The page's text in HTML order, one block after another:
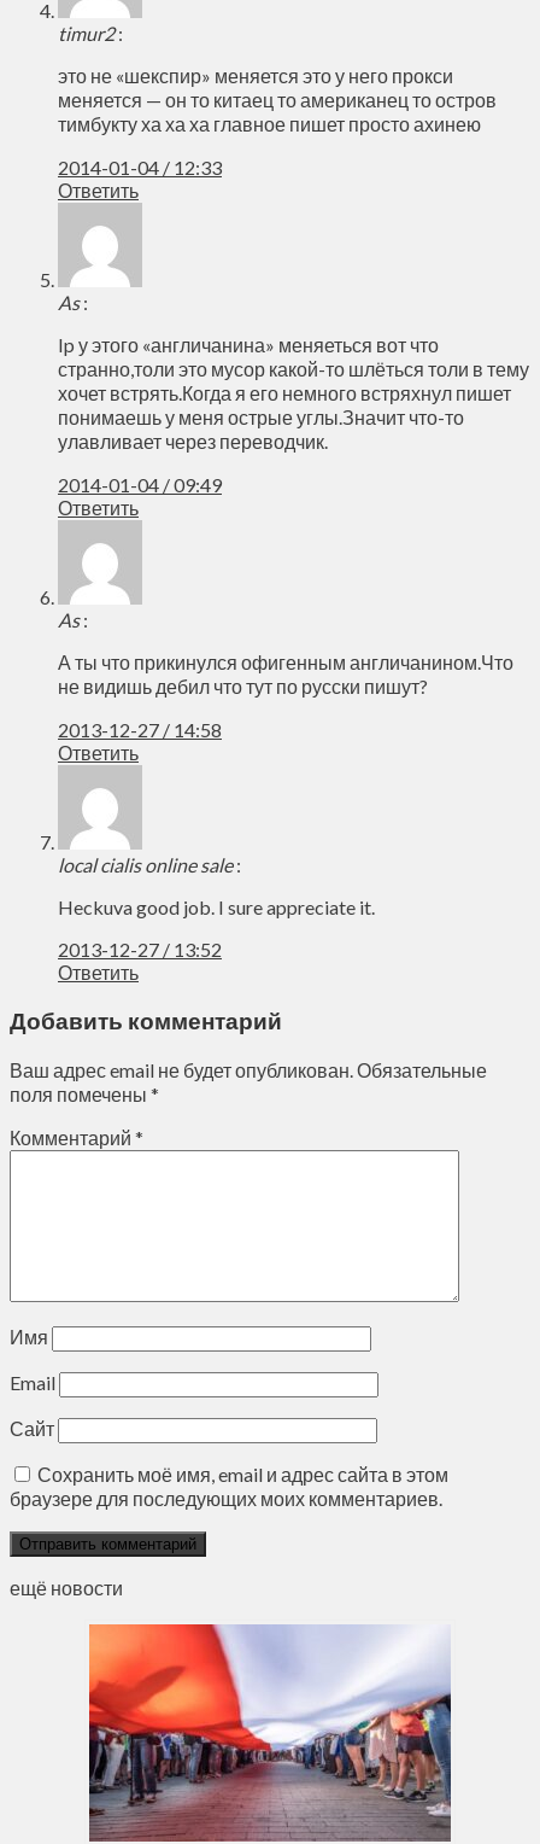
timur2 :
это не «шекспир» меняется это у него прокси
меняется — он то китаец то американец то остров
тимбукту ха ха ха главное пишет просто ахинею
2014-01-04 / 12:33
Ответить
As :
Ip у этого «англичанина» меняеться вот что
странно,толи это мусор какой-то шлёться толи в тему
хочет встрять.Когда я его немного встряхнул пишет
понимаешь у меня острые углы.Значит что-то
улавливает через переводчик.
2014-01-04 / 09:49
Ответить
As :
А ты что прикинулся офигенным англичанином.Что
не видишь дебил что тут по русски пишут?
2013-12-27 / 14:58
Ответить
local cialis online sale :
Heckuva good job. I sure appreciate it.
2013-12-27 / 13:52
Ответить
Добавить комментарий
Ваш адрес email не будет опубликован. Обязательные
поля помечены *
Комментарий *
Имя
Email
Сайт
Сохранить моё имя, email и адрес сайта в этом
браузере для последующих моих комментариев.
ещё новости